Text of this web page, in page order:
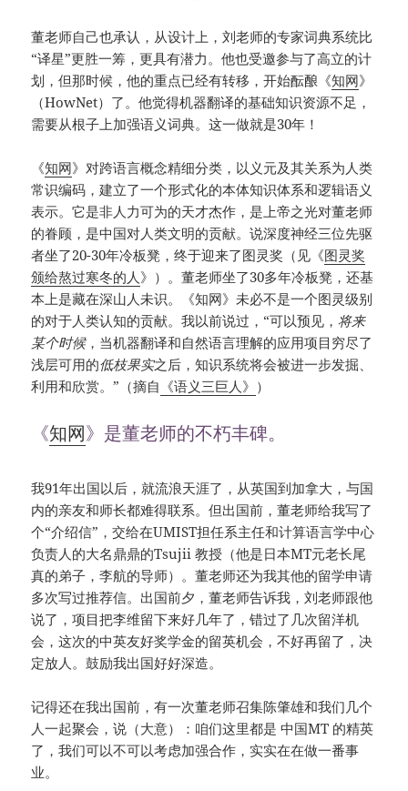
董老师自己也承认，从设计上，刘老师的专家词典系统比
“译星”更胜一筹，更具有潜力。他也受邀参与了高立的计
划，但那时候，他的重点已经有转移，开始酝酿《知网》
（HowNet）了。他觉得机器翻译的基础知识资源不足，
需要从根子上加强语义词典。这一做就是30年！
《知网》对跨语言概念精细分类，以义元及其关系为人类
常识编码，建立了一个形式化的本体知识体系和逻辑语义
表示。它是非人力可为的天才杰作，是上帝之光对董老师
的眷顾，是中国对人类文明的贡献。说深度神经三位先驱
者坐了20-30年冷板凳，终于迎来了图灵奖（见《图灵奖
颁给熬过寒冬的人》）。董老师坐了30多年冷板凳，还基
本上是藏在深山人未识。《知网》未必不是一个图灵级别
的对于人类认知的贡献。我以前说过，“可以预见，将来
某个时候，当机器翻译和自然语言理解的应用项目穷尽了
浅层可用的低枝果实之后，知识系统将会被进一步发掘、
利用和欣赏。”（摘自 《语义三巨人》 ）
《知网》是董老师的不朽丰碑。
我91年出国以后，就流浪天涯了，从英国到加拿大，与国
内的亲友和师长都难得联系。但出国前，董老师给我写了
个“介绍信”，交给在UMIST担任系主任和计算语言学中心
负责人的大名鼎鼎的Tsujii 教授（他是日本MT元老长尾
真的弟子，李航的导师）。董老师还为我其他的留学申请
多次写过推荐信。出国前夕，董老师告诉我，刘老师跟他
说了，项目把李维留下来好几年了，错过了几次留洋机
会，这次的中英友好奖学金的留英机会，不好再留了，决
定放人。鼓励我出国好好深造。
记得还在我出国前，有一次董老师召集陈肇雄和我们几个
人一起聚会，说（大意）：咱们这里都是 中国MT 的精英
了，我们可以不可以考虑加强合作，实实在在做一番事
业。